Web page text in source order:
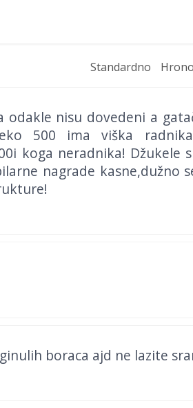
Standardno
nisu dovedeni a
500 ima viška
koga neradnika! Džukele
nagrade kasne,dužno
boraca ajd ne lazite